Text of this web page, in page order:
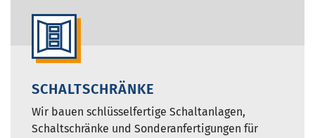
SCHALTSCHRÄNKE
Wir bauen schlüsselfertige Schaltanlagen,
Schaltschränke und Sonderanfertigungen für